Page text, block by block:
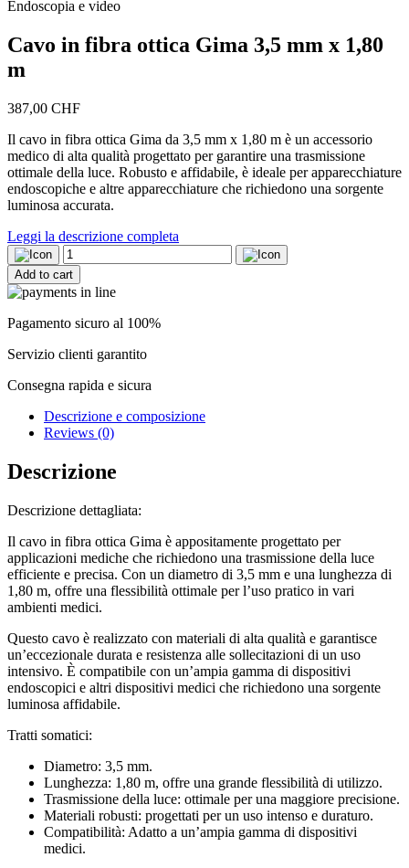
Endoscopia e video
Cavo in fibra ottica Gima 3,5 mm x 1,80
m
387,00 CHF
Il cavo in fibra ottica Gima da 3,5 mm x 1,80 m è un accessorio
medico di alta qualità progettato per garantire una trasmissione
ottimale della luce. Robusto e affidabile, è ideale per apparecchiature
endoscopiche e altre apparecchiature che richiedono una sorgente
luminosa accurata.
Leggi la descrizione completa
Cavo
in
fibra
ottica
Gima
3,5
mm
1,80
quantity
Add to cart
Pagamento sicuro al 100%
Servizio clienti garantito
Consegna rapida e sicura
Descrizione e composizione
Reviews (0)
Descrizione
Descrizione dettagliata:
Il cavo in fibra ottica Gima è appositamente progettato per
applicazioni mediche che richiedono una trasmissione della luce
efficiente e precisa. Con un diametro di 3,5 mm e una lunghezza di
1,80 m, offre una flessibilità ottimale per l’uso pratico in vari
ambienti medici.
Questo cavo è realizzato con materiali di alta qualità e garantisce
un’eccezionale durata e resistenza alle sollecitazioni di un uso
intensivo. È compatibile con un’ampia gamma di dispositivi
endoscopici e altri dispositivi medici che richiedono una sorgente
luminosa affidabile.
Tratti somatici:
Diametro: 3,5 mm.
Lunghezza: 1,80 m, offre una grande flessibilità di utilizzo.
Trasmissione della luce: ottimale per una maggiore precisione.
Materiali robusti: progettati per un uso intenso e duraturo.
Compatibilità: Adatto a un’ampia gamma di dispositivi
medici.